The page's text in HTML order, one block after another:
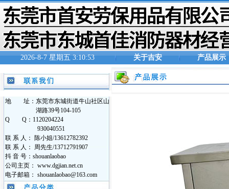
2026-8-7 星期五 3:10:54 关于吉安 产品展示
地 址：东莞市东城街道牛山社区山
湖路39号104-105
Q Q：1120204224
930040551
联 系 人： 陈小姐/13612782392
联 系 人： 周先生/13712791907
抖 音 号：shouanlaobao
公司主页： www.dgjian.net.cn
电子邮箱： shouanlaobao@163.com